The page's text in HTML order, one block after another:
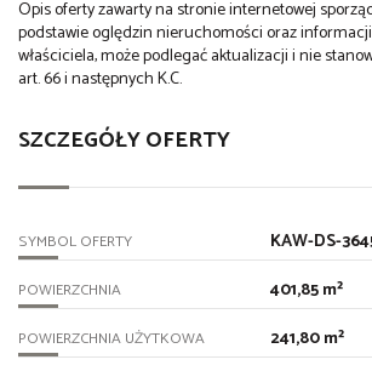
Opis oferty zawarty na stronie internetowej
podstawie oględzin nieruchomości oraz
właściciela, może podlegać aktualizacji i nie
art. 66 i następnych K.C.
SZCZEGÓŁY OFERTY
SYMBOL OFERTY KAW-DS-
POWIERZCHNIA 401,85 m²
POWIERZCHNIA UŻYTKOWA 241,80 m²